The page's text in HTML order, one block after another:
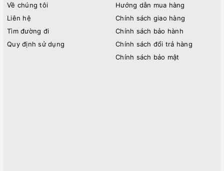
Về chúng tôi
Liên hệ
Tìm đường đi
Quy định sử dụng
Hướng dẫn mua hàng
Chính sách giao hàng
Chính sách bảo hành
Chính sách đổi trả hàng
Chính sách bảo mật